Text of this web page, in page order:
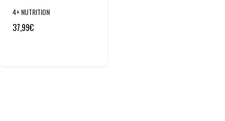
4+ NUTRITION
37,99€